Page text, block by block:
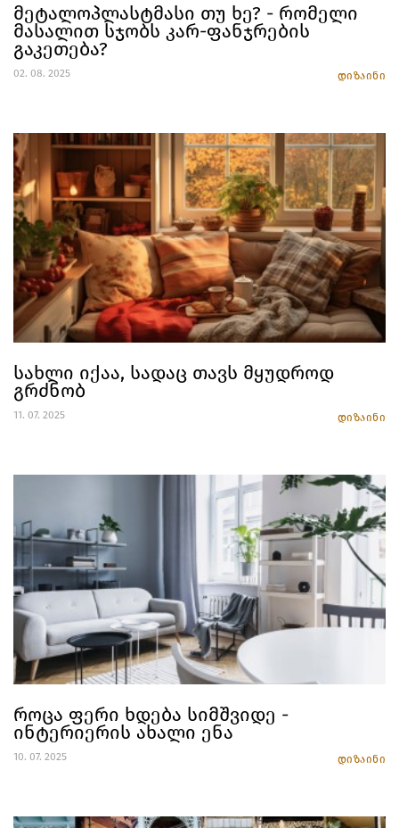
მეტალოპლასტმასი თუ ხე? - რომელი
მასალით სჯობს კარ-ფანჯრების
გაკეთება?
02. 08. 2025 დიზაინი
სახლი იქაა, სადაც თავს მყუდროდ
გრძნობ
11. 07. 2025 დიზაინი
როცა ფერი ხდება სიმშვიდე -
ინტერიერის ახალი ენა
10. 07. 2025 დიზაინი